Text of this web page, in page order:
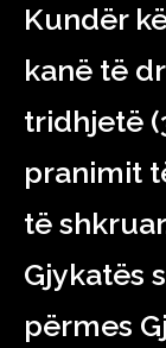
Kundër
kanë të
tridhjetë
pranimit
të
Gjykatës
përmes